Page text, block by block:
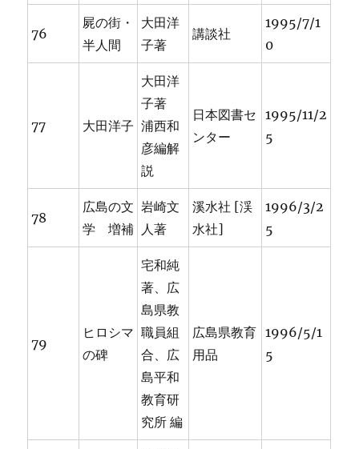
76
屍の街・
半人間
大田洋
子著
講談社
1995/7/1
0
77 大田洋子
大田洋
子著
浦西和
彦編解
説
日本図書セ
ンター
1995/11/2
5
78
広島の文
学 増補
岩崎文
人著
溪水社 [渓
水社]
1996/3/2
5
79
ヒロシマ
の碑
宅和純
著、広
島県教
職員組
合、広
島平和
教育研
究所 編
広島県教育
用品
1996/5/1
5